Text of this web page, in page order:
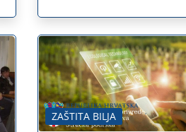
ZAŠTITA BILJA